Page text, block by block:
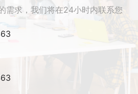
需求，我们将在24小时内联系您